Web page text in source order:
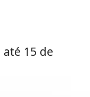
até 15 de